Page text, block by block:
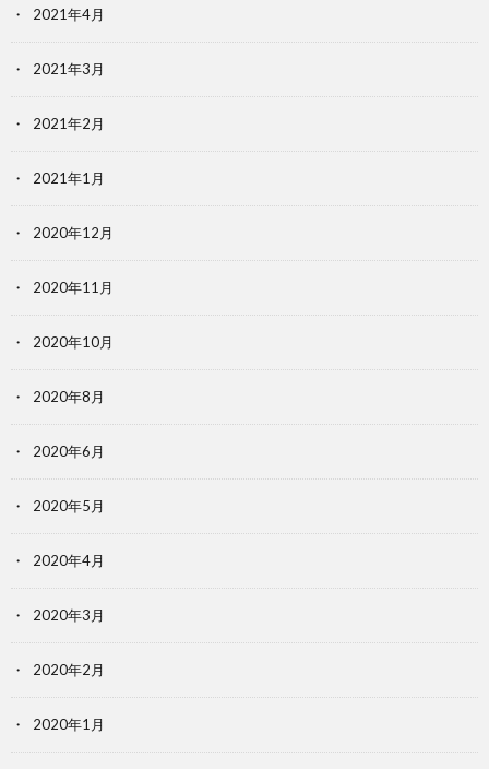
2021年4月
2021年3月
2021年2月
2021年1月
2020年12月
2020年11月
2020年10月
2020年8月
2020年6月
2020年5月
2020年4月
2020年3月
2020年2月
2020年1月